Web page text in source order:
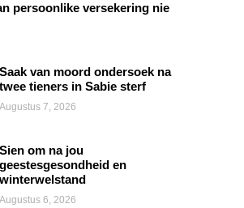
persoonlike versekering nie
Saak van moord ondersoek na
twee tieners in Sabie sterf
Augustus 7, 2026
Sien om na jou
geestesgesondheid en
winterwelstand
Augustus 6, 2026